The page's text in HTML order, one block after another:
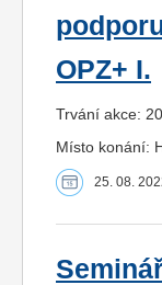
OPZ+ I.
Trvání akce:
Místo konání:
25. 08.